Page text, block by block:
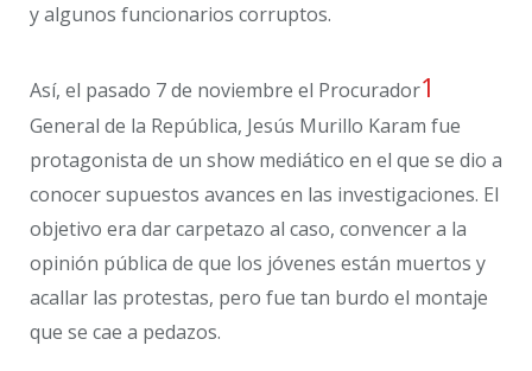
y algunos funcionarios corruptos.
Así, el pasado 7 de noviembre el Procurador1
General de la República, Jesús Murillo Karam fue
protagonista de un show mediático en el que se dio a
conocer supuestos avances en las investigaciones. El
objetivo era dar carpetazo al caso, convencer a la
opinión pública de que los jóvenes están muertos y
acallar las protestas, pero fue tan burdo el montaje
que se cae a pedazos.